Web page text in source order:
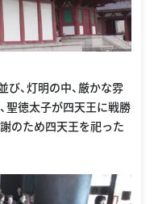
び、灯明の中、厳かな雰
聖徳太子が四天王に戦勝
のため四天王を祀った